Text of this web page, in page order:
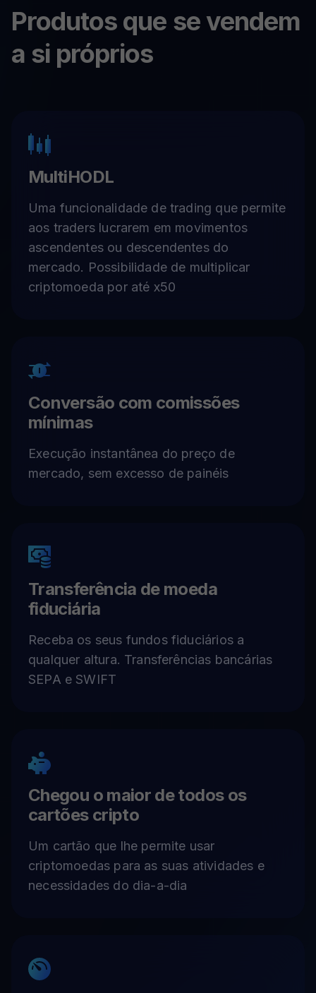
Produtos que se vendem
a si próprios
MultiHODL
Uma funcionalidade de trading que permite
aos traders lucrarem em movimentos
ascendentes ou descendentes do
mercado. Possibilidade de multiplicar
criptomoeda por até x50
Conversão com comissões
mínimas
Execução instantânea do preço de
mercado, sem excesso de painéis
Transferência de moeda
fiduciária
Receba os seus fundos fiduciários a
qualquer altura. Transferências bancárias
SEPA e SWIFT
Chegou o maior de todos os
cartões cripto
Um cartão que lhe permite usar
criptomoedas para as suas atividades e
necessidades do dia-a-dia